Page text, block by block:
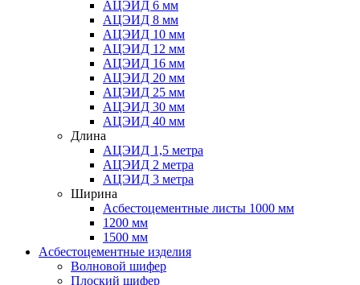
АЦЭИД 6 мм
АЦЭИД 8 мм
АЦЭИД 10 мм
АЦЭИД 12 мм
АЦЭИД 16 мм
АЦЭИД 20 мм
АЦЭИД 25 мм
АЦЭИД 30 мм
АЦЭИД 40 мм
Длина
АЦЭИД 1,5 метра
АЦЭИД 2 метра
АЦЭИД 3 метра
Ширина
Асбестоцементные листы 1000 мм
1200 мм
1500 мм
Асбестоцементные изделия
Волновой шифер
Плоский шифер